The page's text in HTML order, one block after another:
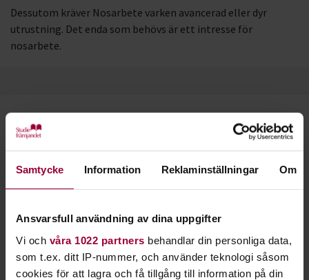
Samtycke Information Reklaminställningar Om
Ansvarsfull användning av dina uppgifter
Vi och våra 1022 partners behandlar din personliga data,
som t.ex. ditt IP-nummer, och använder teknologi såsom
cookies för att lagra och få tillgång till information på din
Dessutom kräver Nosarbete varken avancerad eller dyr
utrustning. Det enda som behövs är ett intresse för
nosarbete.
Starta en studiecirkel!
studiecirkel hos Studiefrämjandet.
Läs mer om att starta studiecirkel
Nästa steg